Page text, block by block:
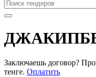
Заключаешь договор?
тенге. Оплатить